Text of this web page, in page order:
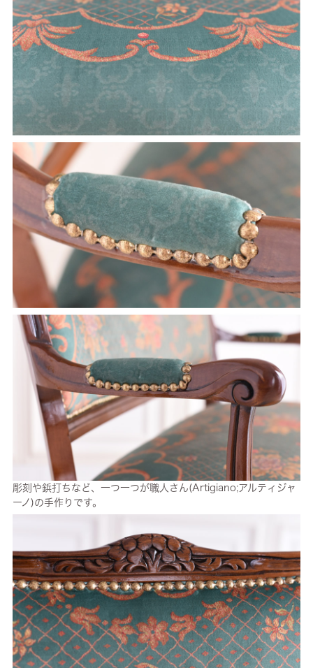
彫刻や鋲打ちなど、一つ一つが職人さん(Artigiano;アルティジャ
ーノ)の手作りです。